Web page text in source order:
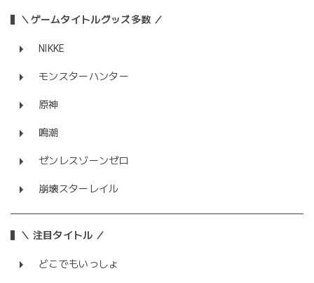
＼ゲームタイトルグッズ多数 ／
NIKKE
モンスターハンター
原神
鳴潮
ゼンレスゾーンゼロ
崩壊スターレイル
＼ 注目タイトル ／
どこでもいっしょ